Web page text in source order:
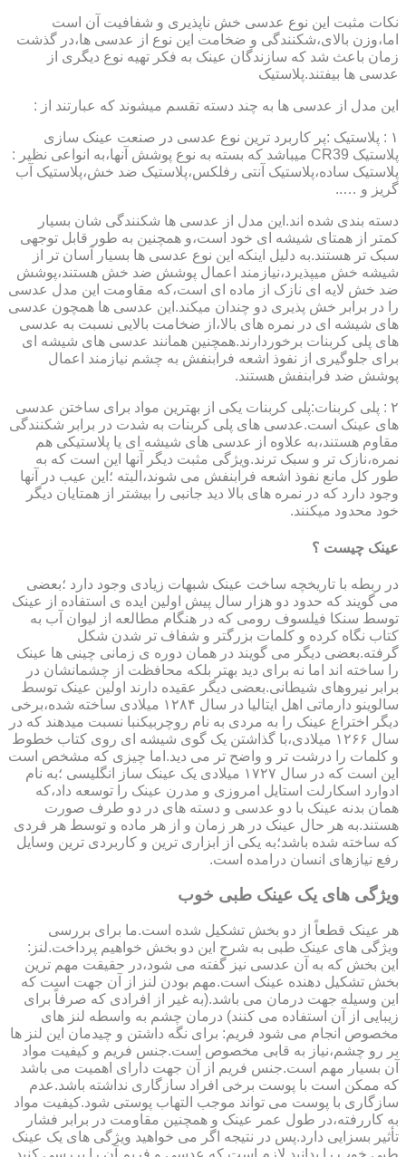
نکات مثبت این نوع عدسی خش ناپذیری و شفافیت آن است
اما،وزن بالای،شکنندگی و ضخامت این نوع از عدسی ها،در گذشت
زمان باعث شد که سازندگان عینک به فکر تهیه نوع دیگری از
عدسی ها بیفتند.پلاستیک
این مدل از عدسی ها به چند دسته تقسم میشوند که عبارتند از :
۱ : پلاستیک :پر کاربرد ترین نوع عدسی در صنعت عینک سازی
پلاستیک CR39 میباشد که بسته به نوع پوشش آنها،به انواعی نظیر :
پلاستیک ساده،پلاستیک آنتی رفلکس،پلاستیک ضد خش،پلاستیک آب
گریز و …..
دسته بندی شده اند.این مدل از عدسی ها شکنندگی شان بسیار
کمتر از همتای شیشه ای خود است،و همچنین به طور قابل توجهی
سبک تر هستند.به دلیل اینکه این نوع عدسی ها بسیار آسان تر از
شیشه خش میپذیرد،نیازمند اعمال پوشش ضد خش هستند،پوشش
ضد خش لایه ای نازک از ماده ای است،که مقاومت این مدل عدسی
را در برابر خش پذیری دو چندان میکند.این عدسی ها همچون عدسی
های شیشه ای در نمره های بالا،از ضخامت بالایی نسبت به عدسی
های پلی کربنات برخوردارند.همچنین همانند عدسی های شیشه ای
برای جلوگیری از نفوذ اشعه فرابنفش به چشم نیازمند اعمال
پوشش ضد فرابنفش هستند.
۲ : پلی کربنات:پلی کربنات یکی از بهترین مواد برای ساختن عدسی
های عینک است.عدسی های پلی کربنات به شدت در برابر شکنندگی
مقاوم هستند،به علاوه از عدسی های شیشه ای یا پلاستیکی هم
نمره،نازک تر و سبک ترند.ویژگی مثبت دیگر آنها این است که به
طور کل مانع نفوذ اشعه فرابنفش می شوند،البته ؛این عیب در آنها
وجود دارد که در نمره های بالا دید جانبی را بیشتر از همتایان دیگر
خود محدود میکنند.
عینک چیست ؟
در ربطه با تاریخچه ساخت عینک شبهات زیادی وجود دارد ؛بعضی
می گویند که حدود دو هزار سال پیش اولین ایده ی استفاده از عینک
توسط سنکا فیلسوف رومی که در هنگام مطالعه از لیوان آب به
کتاب نگاه کرده و کلمات بزرگتر و شفاف تر شدن شکل
گرفته.بعضی دیگر می گویند در همان دوره ی زمانی چینی ها عینک
را ساخته اند اما نه برای دید بهتر بلکه محافظت از چشمانشان در
برابر نیروهای شیطانی.بعضی دیگر عقیده دارند اولین عینک توسط
سالوینو دارماتی اهل ایتالیا در سال ۱۲۸۴ میلادی ساخته شده،برخی
دیگر اختراع عینک را به مردی به نام روچربیکنبا نسبت میدهند که در
سال ۱۲۶۶ میلادی،با گذاشتن یک گوی شیشه ای روی کتاب خطوط
و کلمات را درشت تر و واضح تر می دید.اما چیزی که مشخص است
این است که در سال ۱۷۲۷ میلادی یک عینک ساز انگلیسی ؛به نام
ادوارد اسکارلت استایل امروزی و مدرن عینک را توسعه داد،که
همان بدنه عینک با دو عدسی و دسته های در دو طرف صورت
هستند.به هر حال عینک در هر زمان و از هر ماده و توسط هر فردی
که ساخته شده باشد؛به یکی از ابزاری ترین و کاربردی ترین وسایل
رفع نیازهای انسان درامده است.
ویژگی های یک عینک طبی خوب
هر عینک قطعاً از دو بخش تشکیل شده است.ما برای بررسی
ویژگی های عینک طبی به شرح این دو بخش خواهیم پرداخت.لنز:
این بخش که به آن عدسی نیز گفته می شود،در حقیقت مهم ترین
بخش تشکیل دهنده عینک است.مهم بودن لنز از آن جهت است که
این وسیله جهت درمان می باشد.(به غیر از افرادی که صرفاً برای
زیبایی از آن استفاده می کنند) درمان چشم به واسطه لنز های
مخصوص انجام می شود فریم: برای نگه داشتن و چیدمان این لنز ها
بر رو چشم،نیاز به قابی مخصوص است.جنس فریم و کیفیت مواد
آن بسیار مهم است.جنس فریم از آن جهت دارای اهمیت می باشد
که ممکن است با پوست برخی افراد سازگاری نداشته باشد.عدم
سازگاری با پوست می تواند موجب التهاب پوستی شود.کیفیت مواد
به کاررفته،در طول عمر عینک و همچنین مقاومت در برابر فشار
تأثیر بسزایی دارد.پس در نتیجه اگر می خواهید ویژگی های یک عینک